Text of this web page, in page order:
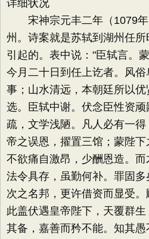
详细状况
宋神宗元丰二年（1079年
州。诗案就是苏轼到湖州任所
引起的。表中说："臣轼言。
今月二十日到任上讫者。风
事；山水清远，本朝廷所以
选。臣轼中谢。伏念臣性资
疏，文学浅陋。凡人必有一
帝之误恩，擢置三馆；蒙陛
不欲痛自激昂，少酬恩造。而
法令具存，虽勤何补。罪固
次之名邦，更许借资而显受。
此盖伏遇皇帝陛下，天覆群
其备，嘉善而矜不能。知其